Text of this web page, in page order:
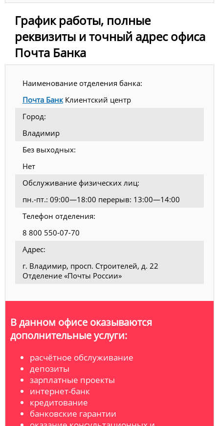
График работы, полные
реквизиты и точный адрес офиса
Почта Банка
Наименование отделения банка:
Почта БанкКлиентский центр
Город:
Владимир
Без выходных:
Нет
Обслуживание физических лиц:
пн.-пт.: 09:00—18:00 перерыв: 13:00—14:00
Телефон отделения:
8 800 550-07-70
Адрес:
г. Владимир, просп. Строителей, д. 22
Отделение «Почты России»
В данном офисе оказываются
дополнительные услуги:
расчётное обслуживание
депозиты
зарплатные проекты
интернет-банк
кредитование
банковские гарантии